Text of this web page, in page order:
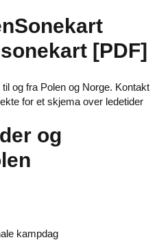
[PDF]
og fra Polen og Norge. Kontakt
for et skjema over ledetider
og
kampdag